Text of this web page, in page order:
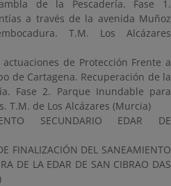
de la Pescadería. Fase 1.
a través de la avenida Muñoz
T.M. Los Alcázares
actuaciones de Protección Frente a
de Cartagena. Recuperación de la
Fase 2. Parque Inundable para
T.M. de Los Alcázares (Murcia)
SECUNDARIO EDAR DE
FINALIZACIÓN DEL SANEAMIENTO
DE LA EDAR DE SAN CIBRAO DAS